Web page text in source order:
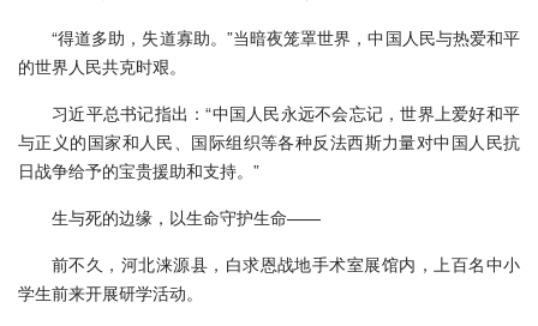
“得道多助，失道寡助。”当暗夜笼罩世界，中国人民与热爱和平
的世界人民共克时艰。
习近平总书记指出：“中国人民永远不会忘记，世界上爱好和平
与正义的国家和人民、国际组织等各种反法西斯力量对中国人民抗
日战争给予的宝贵援助和支持。”
生与死的边缘，以生命守护生命——
前不久，河北涞源县，白求恩战地手术室展馆内，上百名中小
学生前来开展研学活动。